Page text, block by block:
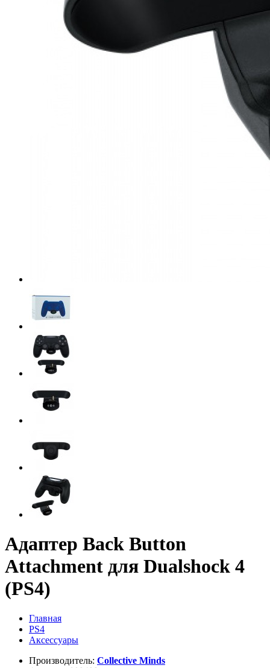
Адаптер Back Button
Attachment для Dualshock 4
(PS4)
Главная
PS4
Аксессуары
Производитель: Collective Minds